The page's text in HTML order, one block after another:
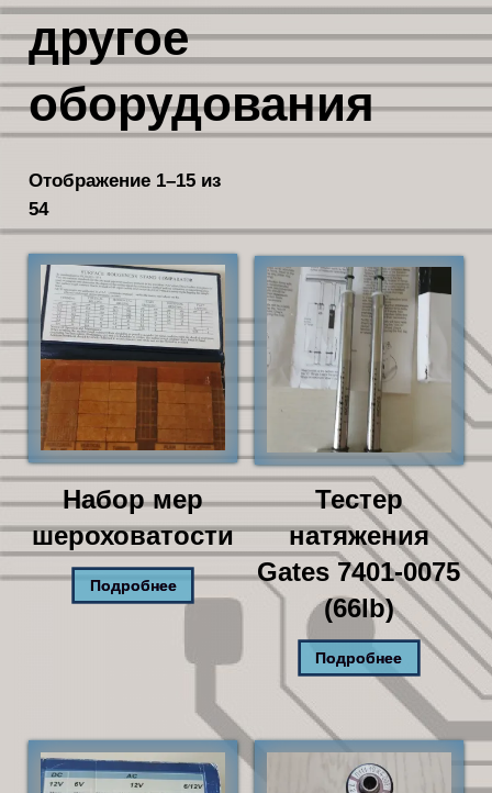
другое
оборудования
Отображение 1–15 из
54Сортировка:
самые
недавние
Набор мер
шероховатости
Подробнее
Тестер
натяжения
Gates 7401-0075
(66lb)
Подробнее